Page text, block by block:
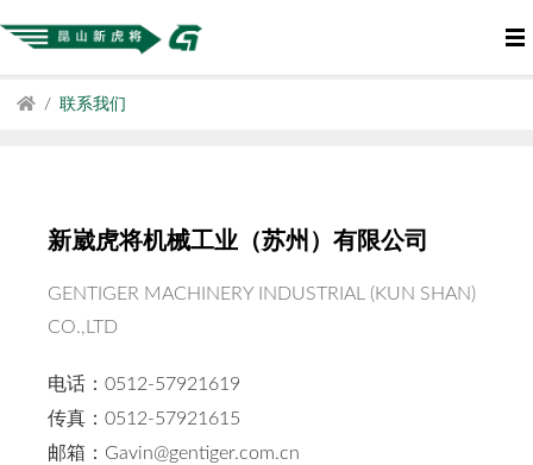
联系我们
新崴虎将机械工业（苏州）有限公司
GENTIGER MACHINERY INDUSTRIAL (KUN SHAN)
CO.,LTD
电话：0512-57921619
传真：0512-57921615
邮箱：Gavin@gentiger.com.cn